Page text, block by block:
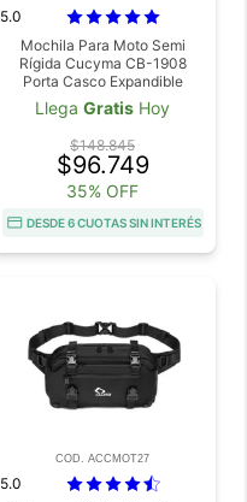
5.0
Mochila Para Moto Semi
Rígida Cucyma CB-1908
Porta Casco Expandible
Llega Gratis Hoy
$148.845
$96.749
35% OFF
DESDE 6 CUOTAS SIN INTERÉS
COD. ACCMOT27
5.0